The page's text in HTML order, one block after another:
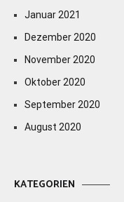
Januar 2021
Dezember 2020
November 2020
Oktober 2020
September 2020
August 2020
KATEGORIEN